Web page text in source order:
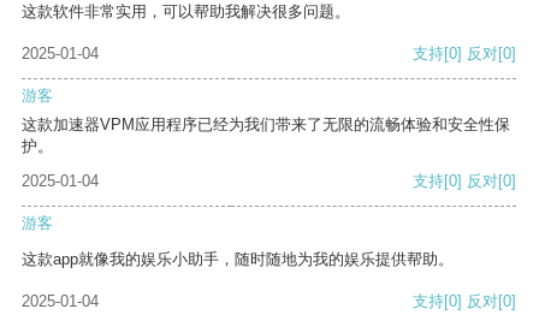
这款软件非常实用，可以帮助我解决很多问题。
2025-01-04 支持[0] 反对[0]
游客
这款加速器VPM应用程序已经为我们带来了无限的流畅体验和安全性保
护。
2025-01-04
支持[0] 反对[0]
游客
这款app就像我的娱乐小助手，随时随地为我的娱乐提供帮助。
2025-01-04 支持[0] 反对[0]